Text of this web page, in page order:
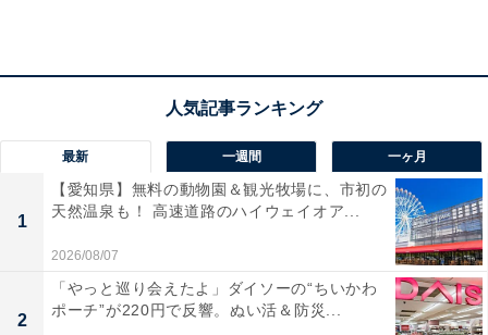
※全プラン入浴・サウナ利用可。通常プランは館内着・
岩盤浴を含みます。
平日：1520円（大人/リブール通常プラン）
土・日・祝：1750円（大人/リブール通常プラン）
宿泊可否
宿泊：可（24時間営業のため滞在可能。個室が利用でき
るプランや深夜料金の加算で翌朝まで過ごせます）
最新 一週間 一ヶ月
1
【愛知県】無料の動物園＆観光牧場に、市初の
天然温泉も！ 高速道路のハイウェイオア...
2026/08/07
2
「やっと巡り会えたよ」ダイソーの“ちいかわ
ポーチ”が220円で反響。ぬい活＆防災...